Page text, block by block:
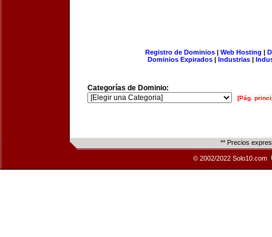
Registro de Dominios| Web Hosting |
Dominios Expirados | Industrias |
Categorías de Dominio:
[Pág.
** Precios
© 2002/2022 Solo10.com